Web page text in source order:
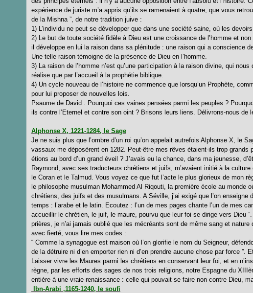
expérience de juriste m’a appris qu’ils se ramenaient à quatre, que vous
de la Mishna ”, de notre tradition juive :
1) L’individu ne peut se développer que dans une société saine, où les
2) Le but de toute société fidèle à Dieu est une croissance de l’homme et non
il développe en lui la raison dans sa plénitude : une raison qui a conscience
Une telle raison témoigne de la présence de Dieu en l’homme.
3) La raison de l’homme n’est qu’une participation à la raison divine, qui
réalise que par l’accueil à la prophétie biblique.
4) Un cycle nouveau de l’histoire ne commence que lorsqu’un Prophète,
pour lui proposer de nouvelles lois.
Psaume de David : Pourquoi ces vaines pensées parmi les peuples ?
ils contre l’Eternel et contre son oint ? Brisons leurs liens. Délivrons-nous de
Alphonse X, 1221-1284, le Sage
Je ne suis plus que l’ombre d’un roi qu’on appelait autrefois Alphonse X, le
vassaux me déposèrent en 1282. Peut-être mes rêves étaient-ils trop grands
étions au bord d’un grand éveil ? J’avais eu la chance, dans ma jeunesse,
Raymond, avec ses traducteurs chrétiens et juifs, m’avaient initié à la culture
le Coran et le Talmud. Vous voyez ce que fut l’acte le plus glorieux de mon
le philosophe musulman Mohammed Al Riqouti, la première école au monde
chrétiens, des juifs et des musulmans. A Séville, j’ai exigé que l’on enseigne
temps : l’arabe et le latin. Ecoutez : l’un de mes pages chante l’un de mes
accueillir le chrétien, le juif, le maure, pourvu que leur foi se dirige vers Dieu
prières, je n’ai jamais oublié que les mécréants sont de même sang et
avec fierté, vous lire mes codes :
“ Comme la synagogue est maison où l’on glorifie le nom du Seigneur,
de la détruire ni d’en emporter rien ni d’en prendre aucune chose par force ”.
Laisser vivre les Maures parmi les chrétiens en conservant leur foi, et en
règne, par les efforts des sages de nos trois religions, notre Espagne du
entière à une vraie renaissance : celle qui pouvait se faire non contre Dieu,
Ibn-Arabi ,1165-1240, le soufi